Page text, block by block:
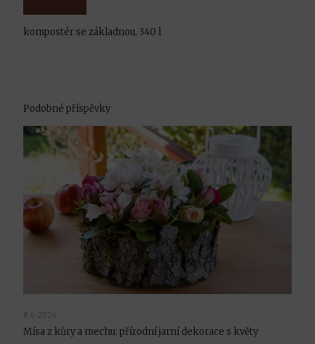
kompostér se základnou, 340 l
Podobné příspěvky
8.6.2026
Mísa z kůry a mechu: přírodní jarní dekorace s květy